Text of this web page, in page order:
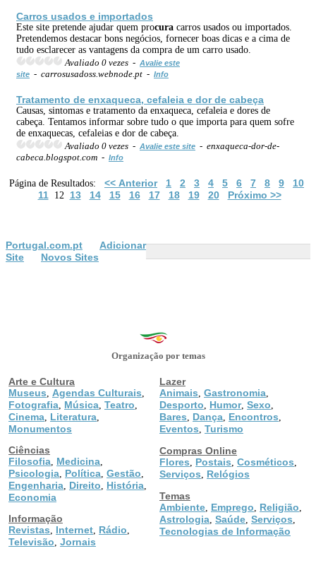
Carros usados e importados
Este site pretende ajudar quem procura carros usados ou importados.
Pretendemos destacar bons negócios, fornecer boas dicas e a cima de
tudo esclarecer as vantagens da compra de um carro usado.
Avaliado 0 vezes - Avalie este
site - carrosusadoss.webnode.pt - Info
Tratamento de enxaqueca, cefaleia e dor de cabeça
Causas, sintomas e tratamento da enxaqueca, cefaleia e dores de
cabeça. Tentamos informar sobre tudo o que importa para quem sofre
de enxaquecas, cefaleias e dor de cabeça.
Avaliado 0 vezes - Avalie este site - enxaqueca-dor-de-
cabeca.blogspot.com - Info
Página de Resultados: << Anterior 1 2 3 4 5 6 7 8 9
10
1112 13 14 15 16 17 18 19 20 Próximo >>
Portugal.com.pt
Adicionar
Site
Novos Sites
Organização por temas
Arte e Cultura
Museus
Agendas Culturais
Fotografia Música Teatro
Cinema Literatura
Monumentos
Ciências
Filosofia Medicina
Psicologia Política Gestão
Engenharia Direito História
Economia
Informação
Revistas
Internet Rádio
Televisão Jornais
Lazer
Animais Gastronomia
Desporto Humor, Sexo
Bares Dança Encontros
Eventos Turismo
Compras Online
Flores
Postais Cosméticos
Serviços
Relógios
Temas
Ambiente Emprego Religião
Astrologia Saúde Serviços
Tecnologias de Informação